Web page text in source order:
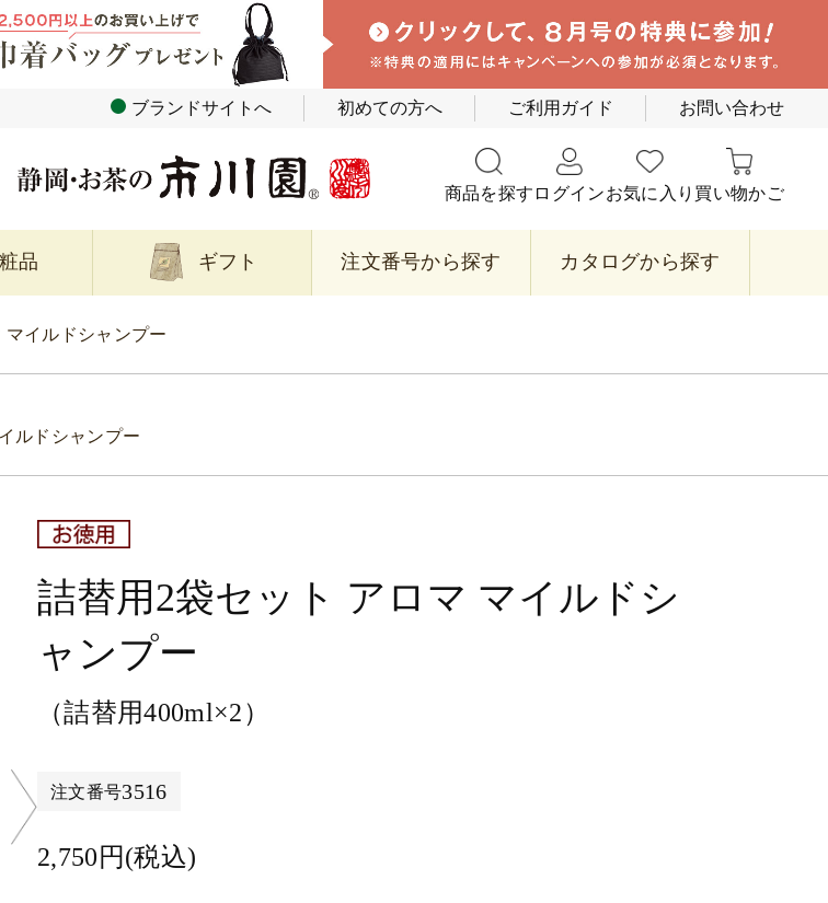
ブランドサイトへ 初めての方へ ご利用ガイド お問い合わせ
商品を探す ログインお気に入り 買い物かご
品 ギフト 注文番号から探す カタログから探す
イルドシャンプー
ルドシャンプー
詰替用2袋セット アロマ マイルドシ
ャンプー
（詰替用400ml×2）
注文番号3516
2,750円(税込)